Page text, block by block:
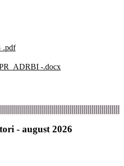
.pdf
-.docx
- august 2026